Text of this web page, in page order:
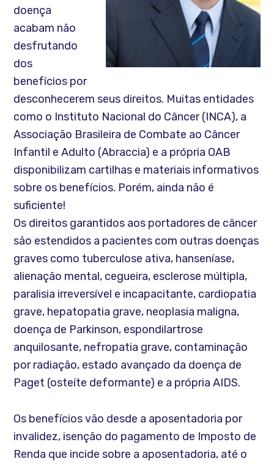
doença
acabam não
desfrutando
dos
benefícios por
desconhecerem seus direitos. Muitas entidades
como o Instituto Nacional do Câncer (INCA), a
Associação Brasileira de Combate ao Câncer
Infantil e Adulto (Abraccia) e a própria OAB
disponibilizam cartilhas e materiais informativos
sobre os benefícios. Porém, ainda não é
suficiente!
Os direitos garantidos aos portadores de câncer
são estendidos a pacientes com outras doenças
graves como tuberculose ativa, hanseníase,
alienação mental, cegueira, esclerose múltipla,
paralisia irreversível e incapacitante, cardiopatia
grave, hepatopatia grave, neoplasia maligna,
doença de Parkinson, espondilartrose
anquilosante, nefropatia grave, contaminação
por radiação, estado avançado da doença de
Paget (osteíte deformante) e a própria AIDS.
Os benefícios vão desde a aposentadoria por
invalidez, isenção do pagamento de Imposto de
Renda que incide sobre a aposentadoria, até o